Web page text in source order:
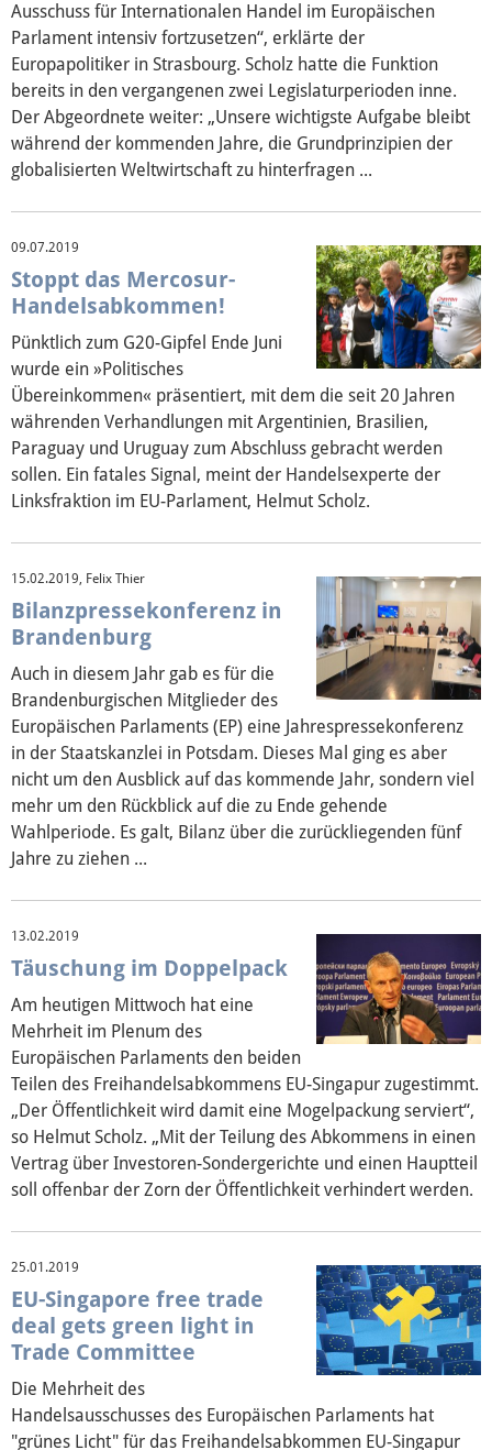
Ausschuss für Internationalen Handel im Europäischen
Parlament intensiv fortzusetzen“, erklärte der
Europapolitiker in Strasbourg. Scholz hatte die Funktion
bereits in den vergangenen zwei Legislaturperioden inne.
Der Abgeordnete weiter: „Unsere wichtigste Aufgabe bleibt
während der kommenden Jahre, die Grundprinzipien der
globalisierten Weltwirtschaft zu hinterfragen ...
09.07.2019
Stoppt das Mercosur-
Handelsabkommen!
Pünktlich zum G20-Gipfel Ende Juni
wurde ein »Politisches
Übereinkommen« präsentiert, mit dem die seit 20 Jahren
währenden Verhandlungen mit Argentinien, Brasilien,
Paraguay und Uruguay zum Abschluss gebracht werden
sollen. Ein fatales Signal, meint der Handelsexperte der
Linksfraktion im EU-Parlament, Helmut Scholz.
15.02.2019, Felix Thier
Bilanzpressekonferenz in
Brandenburg
Auch in diesem Jahr gab es für die
Brandenburgischen Mitglieder des
Europäischen Parlaments (EP) eine Jahrespressekonferenz
in der Staatskanzlei in Potsdam. Dieses Mal ging es aber
nicht um den Ausblick auf das kommende Jahr, sondern viel
mehr um den Rückblick auf die zu Ende gehende
Wahlperiode. Es galt, Bilanz über die zurückliegenden fünf
Jahre zu ziehen ...
13.02.2019
Täuschung im Doppelpack
Am heutigen Mittwoch hat eine
Mehrheit im Plenum des
Europäischen Parlaments den beiden
Teilen des Freihandelsabkommens EU-Singapur zugestimmt.
„Der Öffentlichkeit wird damit eine Mogelpackung serviert“,
so Helmut Scholz. „Mit der Teilung des Abkommens in einen
Vertrag über Investoren-Sondergerichte und einen Hauptteil
soll offenbar der Zorn der Öffentlichkeit verhindert werden.
25.01.2019
EU-Singapore free trade
deal gets green light in
Trade Committee
Die Mehrheit des
Handelsausschusses des Europäischen Parlaments hat
"grünes Licht" für das Freihandelsabkommen EU-Singapur